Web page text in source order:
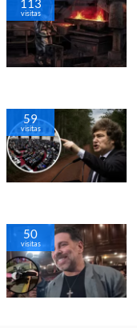
113
visitas
59
visitas
50
visitas